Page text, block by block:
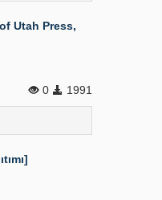
Utah Press,
0 1991